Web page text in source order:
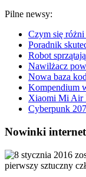
Pilne newsy:
Czym się
Poradnik
Robot
Nawilżacz
Nowa baza
Kompendium
Xiaomi Mi Air
Cyberpunk
Nowinki